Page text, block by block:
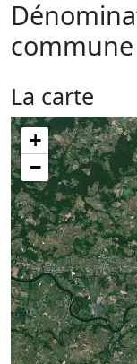
commune
La carte
+
−